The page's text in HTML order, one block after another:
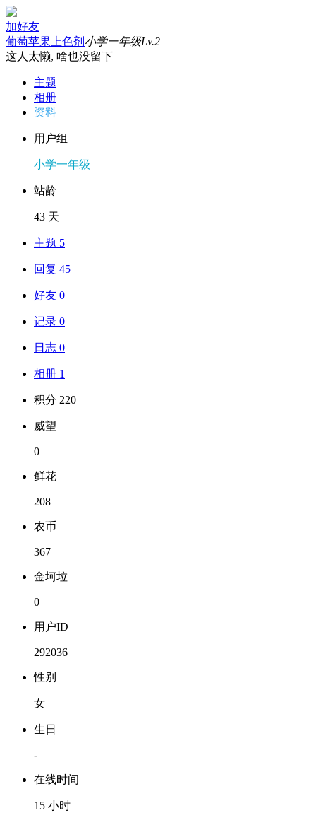
加好友
葡萄苹果上色剂 小学一年级Lv.2
这人太懒, 啥也没留下
主题
相册
资料
用户组
小学一年级
站龄
43 天
主题 5
回复 45
好友 0
记录 0
日志 0
相册 1
积分 220
威望
0
鲜花
208
农币
367
金坷垃
0
用户ID
292036
性别
女
生日
-
在线时间
15 小时